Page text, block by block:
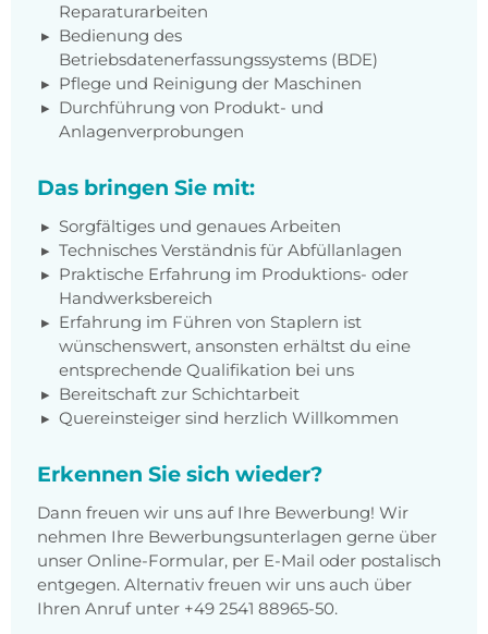
Reparaturarbeiten
Bedienung des
Betriebsdatenerfassungssystems (BDE)
Pflege und Reinigung der Maschinen
Durchführung von Produkt- und
Anlagenverprobungen
Das bringen Sie mit:
Sorgfältiges und genaues Arbeiten
Technisches Verständnis für Abfüllanlagen
Praktische Erfahrung im Produktions- oder
Handwerksbereich
Erfahrung im Führen von Staplern ist
wünschenswert, ansonsten erhältst du eine
entsprechende Qualifikation bei uns
Bereitschaft zur Schichtarbeit
Quereinsteiger sind herzlich Willkommen
Erkennen Sie sich wieder?
Dann freuen wir uns auf Ihre Bewerbung! Wir
nehmen Ihre Bewerbungsunterlagen gerne über
unser Online-Formular, per E-Mail oder postalisch
entgegen. Alternativ freuen wir uns auch über
Ihren Anruf unter +49 2541 88965-50.